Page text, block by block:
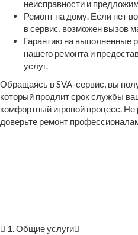
неисправности и
Ремонт на дому. Если нет
в сервис, возможен вызов
Гарантию на выполненные
нашего ремонта и
услуг.
Обращаясь в SVA-сервис, вы
который продлит срок службы
комфортный игровой процесс. Не
доверьте ремонт
1. Общие услуги